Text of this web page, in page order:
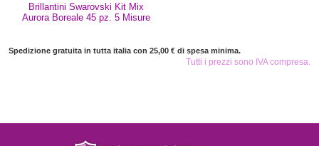
Brillantini Swarovski Kit Mix
Aurora Boreale 45 pz. 5 Misure
Spedizione gratuita in tutta italia con 25,00 € di spesa minima.
Tutti i prezzi sono IVA compresa.